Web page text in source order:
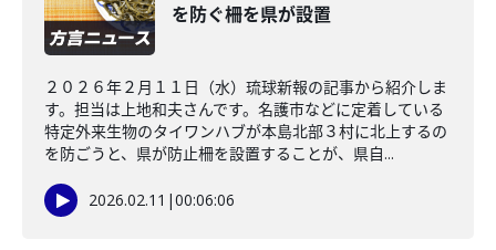
を防ぐ柵を県が設置
２０２６年２月１１日（水）琉球新報の記事から紹介しま
す。担当は上地和夫さんです。名護市などに定着している
特定外来生物のタイワンハブが本島北部３村に北上するの
を防ごうと、県が防止柵を設置することが、県自...
2026.02.11 |00:06:06